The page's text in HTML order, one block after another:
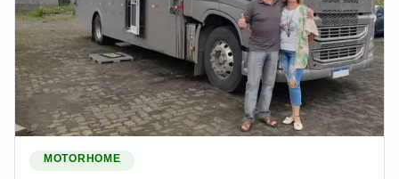
MOTORHOME